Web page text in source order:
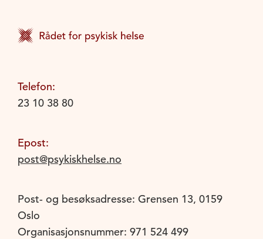
Telefon:
23 10 38 80
Epost:
post@psykiskhelse.no
Post- og besøksadresse: Grensen 13, 0159
Oslo
Organisasjonsnummer: 971 524 499